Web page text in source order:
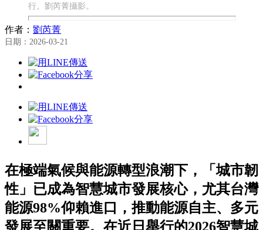
行。劉芮菁攝影。
作者： 劉芮菁
日期：2026-03-21
在極端氣候與能源轉型浪潮下，「城市韌
性」已成為智慧城市發展核心，尤其台灣
能源98%仰賴進口，推動能源自主、多元
發展至關重要。在近日舉行的2026智慧城